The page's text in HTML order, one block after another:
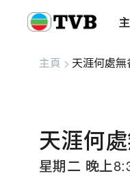
無綫新聞 娛樂焦點 節
主頁 > 天涯何處無
天涯何
星期二 晚上